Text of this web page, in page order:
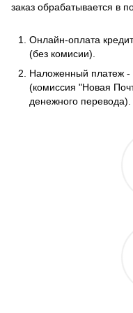
заказ обрабатывается в
Онлайн-оплата
(без комисии).
Наложенный платеж -
(комиссия "Новая
денежного перевода).